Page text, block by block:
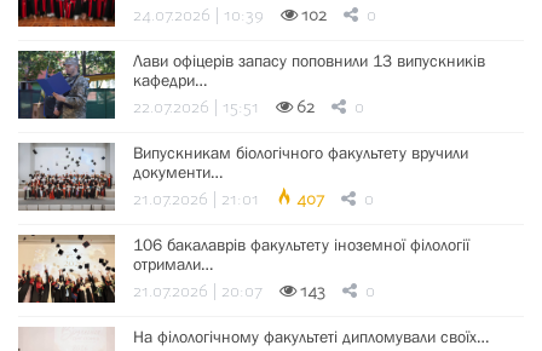
24.07.2026 | 10:39 102 0
Лави офіцерів запасу поповнили 13 випускників
кафедри…
22.07.2026 | 15:51 62 0
Випускникам біологічного факультету вручили
документи…
21.07.2026 | 21:01 407 0
106 бакалаврів факультету іноземної філології
отримали…
21.07.2026 | 20:07 143 0
На філологічному факультеті дипломували своїх…